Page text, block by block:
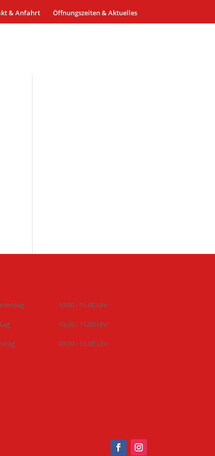
& Anfahrt Öffnungszeiten & Aktuelles
10.00 - 15.00 Uhr
10.00 - 15.00 Uhr
09.00 - 13.00 Uhr